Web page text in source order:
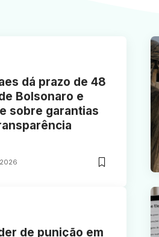
dá prazo de 48
Bolsonaro e
sobre garantias
de punição em